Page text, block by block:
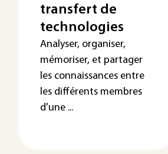
transfert de
technologies
Analyser, organiser,
mémoriser, et partager
les connaissances entre
les différents membres
d'une ...